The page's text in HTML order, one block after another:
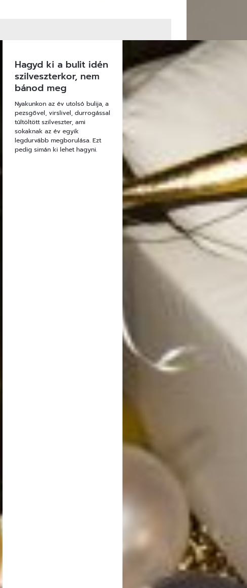
Hagyd ki a bulit idén
szilveszterkor, nem
bánod meg
Nyakunkon az év utolsó bulija, a
pezsgővel, virslivel, durrogással
túltöltött szilveszter, ami
sokaknak az év egyik
legdurvább megborulása. Ezt
pedig simán ki lehet hagyni.